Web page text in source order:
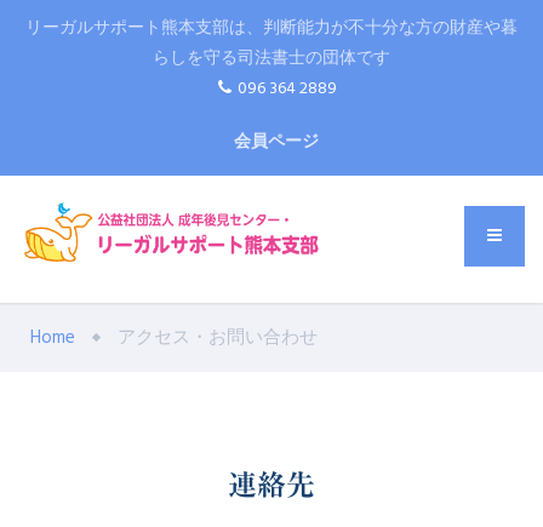
リーガルサポート熊本支部は、判断能力が不十分な方の財産や暮
らしを守る司法書士の団体です
096 364 2889
会員ページ
Home アクセス・お問い合わせ
連絡先